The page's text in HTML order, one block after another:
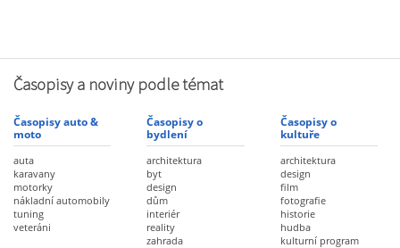
Časopisy a noviny podle témat
Časopisy auto &
moto
auta
karavany
motorky
nákladní automobily
tuning
veteráni
Časopisy o
bydlení
architektura
byt
design
dům
interiér
reality
zahrada
Časopisy o
kultuře
architektura
design
film
fotografie
historie
hudba
kulturní program